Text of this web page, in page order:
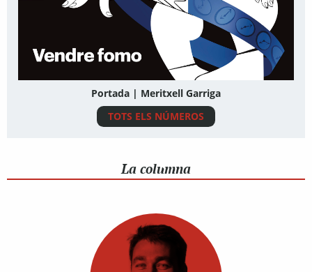
Portada | Meritxell Garriga
TOTS ELS NÚMEROS
La columna